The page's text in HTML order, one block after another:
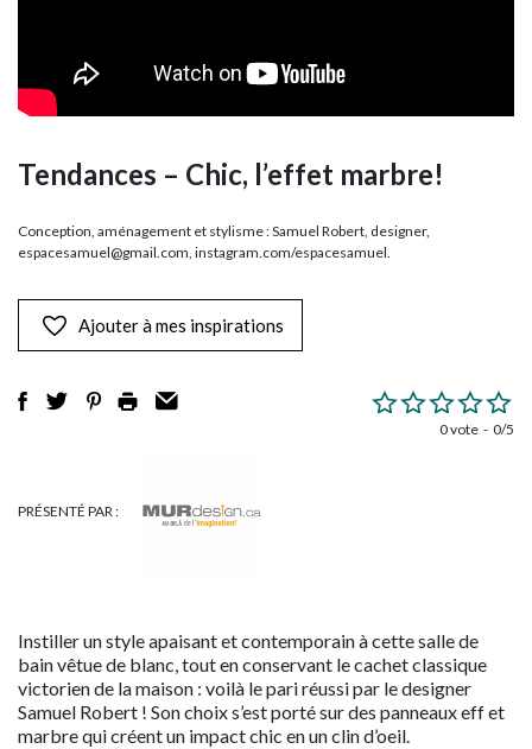
Tendances – Chic, l’effet marbre!
Conception, aménagement et stylisme : Samuel Robert, designer,
espacesamuel@gmail.com, instagram.com/espacesamuel.
Ajouter à mes inspirations
0 vote 0/5
PRÉSENTÉ PAR :
Instiller un style apaisant et contemporain à cette salle de
bain vêtue de blanc, tout en conservant le cachet classique
victorien de la maison : voilà le pari réussi par le designer
Samuel Robert ! Son choix s’est porté sur des panneaux eff et
marbre qui créent un impact chic en un clin d’oeil.